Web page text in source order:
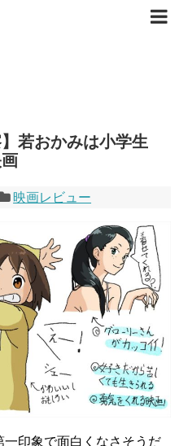
】若おかみは小学生
映画レビュー
印象で面白くなさそうだ